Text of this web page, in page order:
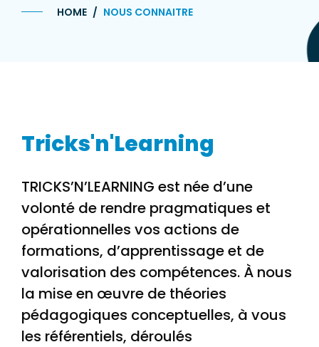
HOME NOUS CONNAITRE
Tricks'n'Learning
TRICKS’N’LEARNING est née d’une
volonté de rendre pragmatiques et
opérationnelles vos actions de
formations, d’apprentissage et de
valorisation des compétences. À nous
la mise en œuvre de théories
pédagogiques conceptuelles, à vous
les référentiels, déroulés